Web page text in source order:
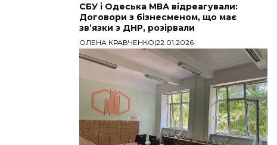
СБУ і Одеська МВА відреагували:
Договори з бізнесменом, що має
звʼязки з ДНР, розірвали
ОЛЕНА КРАВЧЕНКО|22.01.2026